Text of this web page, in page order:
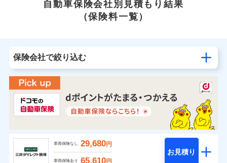
自動車保険会社別見積もり結果
（保険料一覧）
保険会社で絞り込む
車両保険なし 29,680円
車両保険あり 65,610円
お見積り